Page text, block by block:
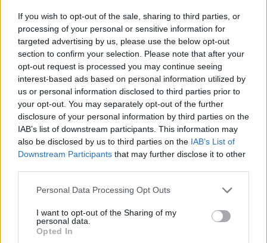
If you wish to opt-out of the sale, sharing to third parties, or
processing of your personal or sensitive information for
targeted advertising by us, please use the below opt-out
section to confirm your selection. Please note that after your
opt-out request is processed you may continue seeing
interest-based ads based on personal information utilized by
us or personal information disclosed to third parties prior to
your opt-out. You may separately opt-out of the further
disclosure of your personal information by third parties on the
IAB’s list of downstream participants. This information may
also be disclosed by us to third parties on the IAB’s List of
Downstream Participants that may further disclose it to other
Please note that this website/app uses one or more Google
not limited to your visit or usage behaviour. You may click to
grant or deny consent to Google and its third-party tags to
use your data for below specified purposes in below Google
Personal Data Processing Opt Outs
I want to opt-out of the Sharing of my
personal data.
Opted In